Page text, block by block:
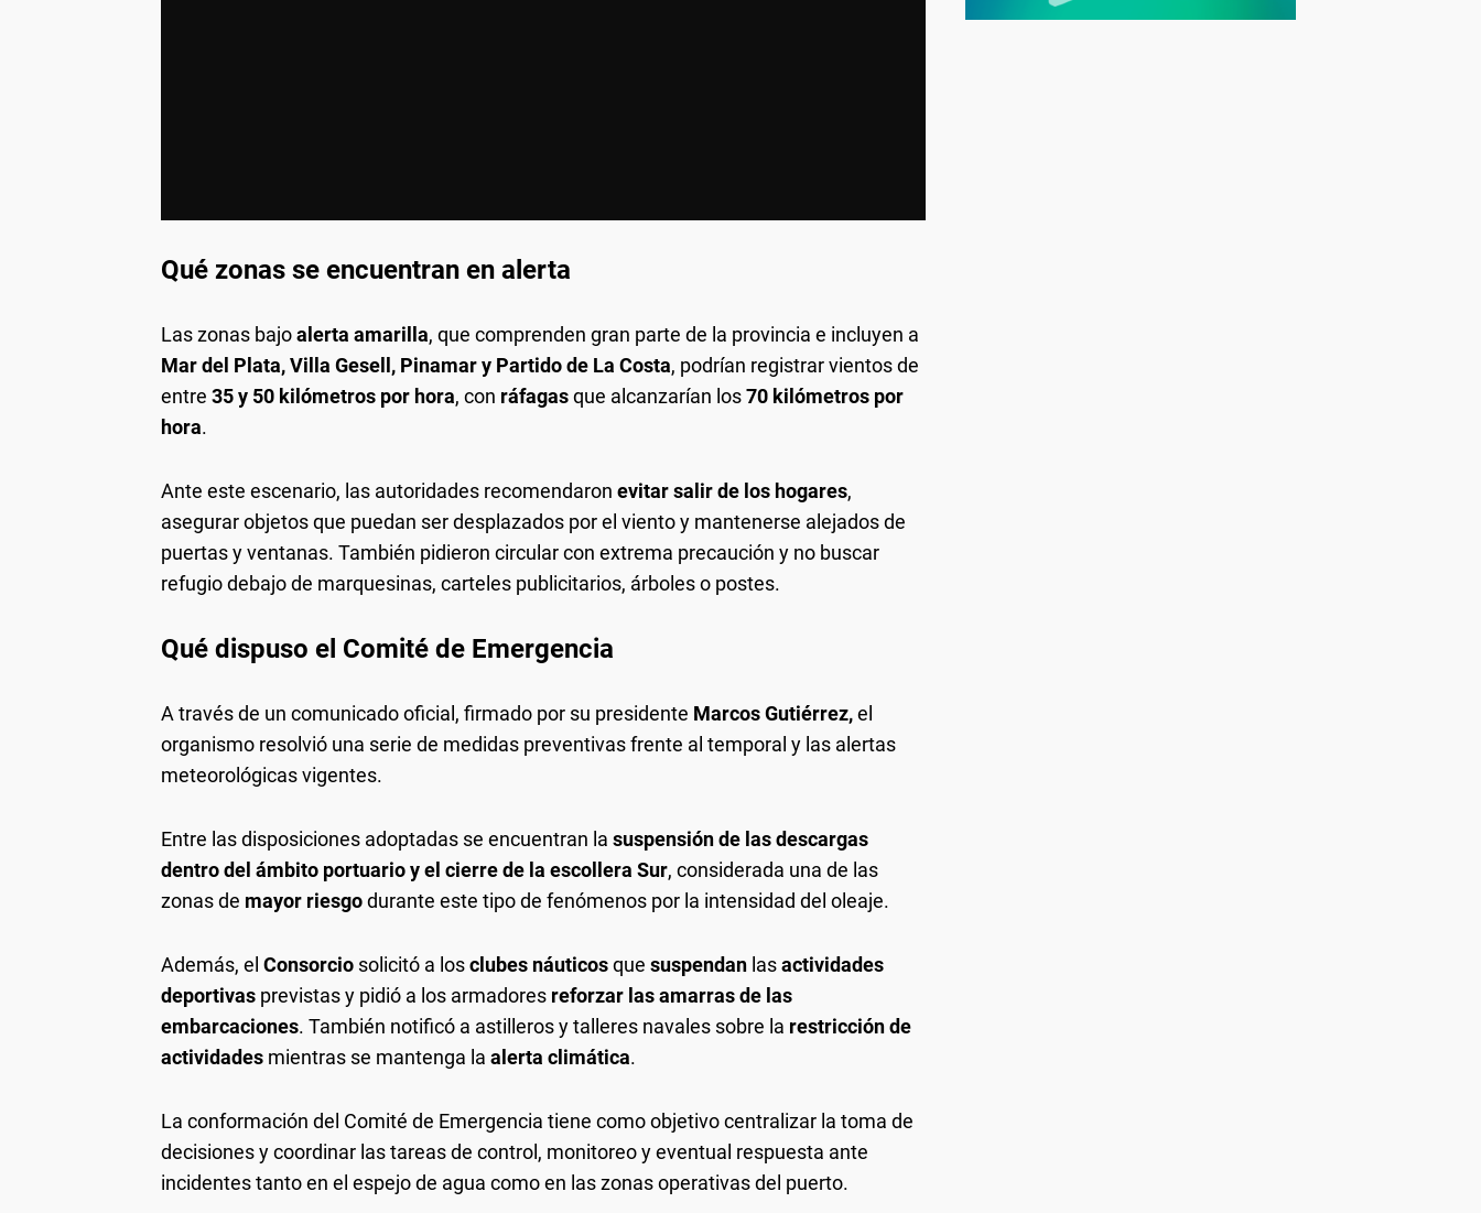
Qué zonas se encuentran en alerta
Las zonas bajoalerta amarilla, que comprenden gran parte de la provincia e incluyen a
Mar del Plata, Villa Gesell, Pinamar y Partido de La Costa, podrían registrar vientos de
entre 35 y 50 kilómetros por hora, con ráfagasque alcanzarían los70 kilómetros por
hora.
Ante este escenario, las autoridades recomendaron evitar salir de los hogares,
asegurar objetos que puedan ser desplazados por el viento y mantenerse alejados de
puertas y ventanas. También pidieron circular con extrema precaución y no buscar
refugio debajo de marquesinas, carteles publicitarios, árboles o postes.
Qué dispuso el Comité de Emergencia
A través de un comunicado oficial, firmado por su presidente Marcos Gutiérrez,el
organismo resolvió una serie de medidas preventivas frente al temporal y las alertas
meteorológicas vigentes.
Entre las disposiciones adoptadas se encuentran la suspensión de las descargas
dentro del ámbito portuario y el cierre de la escollera Sur, considerada una de las
zonas de mayor riesgodurante este tipo de fenómenos por la intensidad del oleaje.
Además, el Consorcio solicitó a losclubes náuticosque suspendan lasactividades
deportivas previstas y pidió a los armadores reforzar las amarras de las
embarcaciones. También notificó a astilleros y talleres navales sobre la restricción de
actividades mientras se mantenga la alerta climática.
La conformación del Comité de Emergencia tiene como objetivo centralizar la toma de
decisiones y coordinar las tareas de control, monitoreo y eventual respuesta ante
incidentes tanto en el espejo de agua como en las zonas operativas del puerto.